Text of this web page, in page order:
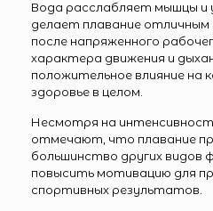
Вода расслабляет мышцы и
делает плавание
после напряженного
характера движения и
положительное влияние на
здоровье в целом.
Несмотря на
отмечают, что плавание
большинство других видов
повысить мотивацию для
спортивных результатов.